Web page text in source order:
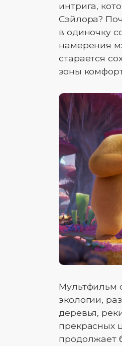
интрига,
Сэйлора?
в одиночку
намерения
старается
зоны
Мультфильм
экологии,
деревья,
прекрасных
продолжает